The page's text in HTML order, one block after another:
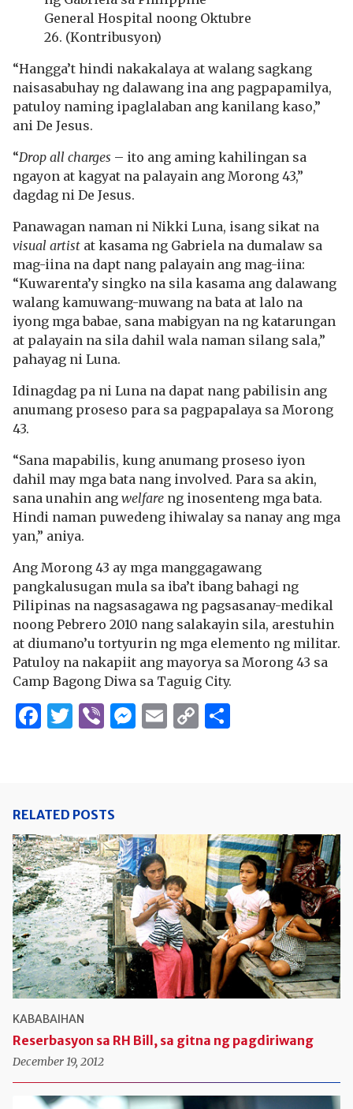
General Hospital noong Oktubre
26. (Kontribusyon)
“Hangga’t hindi nakakalaya at walang sagkang
naisasabuhay ng dalawang ina ang pagpapamilya,
patuloy naming ipaglalaban ang kanilang kaso,”
ani De Jesus.
“Drop all charges – ito ang aming kahilingan sa
ngayon at kagyat na palayain ang Morong 43,”
dagdag ni De Jesus.
Panawagan naman ni Nikki Luna, isang sikat na
visual artist at kasama ng Gabriela na dumalaw sa
mag-iina na dapt nang palayain ang mag-iina:
“Kuwarenta’y singko na sila kasama ang dalawang
walang kamuwang-muwang na bata at lalo na
iyong mga babae, sana mabigyan na ng katarungan
at palayain na sila dahil wala naman silang sala,”
pahayag ni Luna.
Idinagdag pa ni Luna na dapat nang pabilisin ang
anumang proseso para sa pagpapalaya sa Morong
43.
“Sana mapabilis, kung anumang proseso iyon
dahil may mga bata nang involved. Para sa akin,
sana unahin ang welfare ng inosenteng mga bata.
Hindi naman puwedeng ihiwalay sa nanay ang mga
yan,” aniya.
Ang Morong 43 ay mga manggagawang
pangkalusugan mula sa iba’t ibang bahagi ng
Pilipinas na nagsasagawa ng pagsasanay-medikal
noong Pebrero 2010 nang salakayin sila, arestuhin
at diumano’u tortyurin ng mga elemento ng militar.
Patuloy na nakapiit ang mayorya sa Morong 43 sa
Camp Bagong Diwa sa Taguig City.
Facebook
Twitter
ViberMessenger
Email
Copy
RELATED POSTS
KABABAIHAN
Reserbasyon sa RH Bill, sa gitna ng pagdiriwang
December 19, 2012